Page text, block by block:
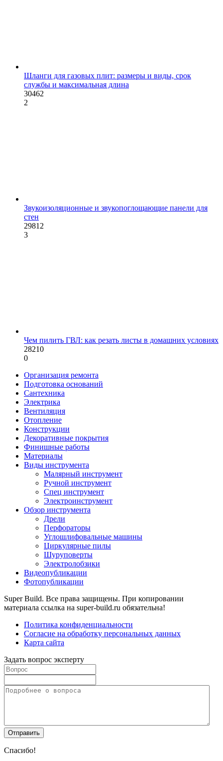
Шланги для газовых плит: размеры и виды, срок
службы и максимальная длина
30462
2
Звукоизоляционные и звукопоглощающие панели для
стен
29812
3
Чем пилить ГВЛ: как резать листы в домашних условиях
28210
0
Организация ремонта
Подготовка оснований
Сантехника
Электрика
Вентиляция
Отопление
Конструкции
Декоративные покрытия
Финишные работы
Материалы
Виды инструмента
Малярный инструмент
Ручной инструмент
Спец инструмент
Электроинструмент
Обзор инструмента
Дрели
Перфораторы
Углошлифовальные машины
Циркулярные пилы
Шуруповерты
Электролобзики
Видеопубликации
Фотопубликации
Super Build. Все права защищены. При копировании
материала ссылка на super-build.ru обязательна!
Политика конфиденциальности
Согласие на обработку персональных данных
Карта сайта
Задать вопрос эксперту
Спасибо!